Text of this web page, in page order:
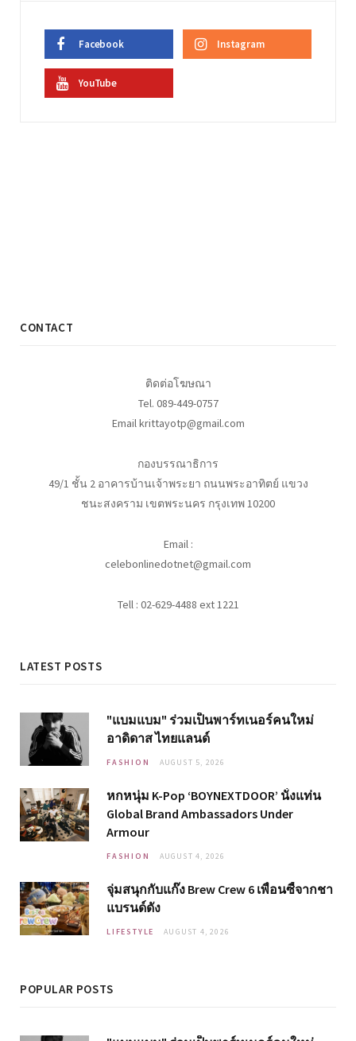
Facebook Instagram
YouTube
CONTACT
ติดต่อโฆษณา
Tel. 089-449-0757
Email krittayotp@gmail.com
กองบรรณาธิการ
49/1 ชั้น 2 อาคารบ้านเจ้าพระยา ถนนพระอาทิตย์ แขวง
ชนะสงคราม เขตพระนคร กรุงเทพ 10200
Email :
celebonlinedotnet@gmail.com
Tell : 02-629-4488 ext 1221
LATEST POSTS
"แบมแบม" ร่วมเป็นพาร์ทเนอร์คนใหม่
อาดิดาส ไทยแลนด์
FASHION AUGUST 5, 2026
หกหนุ่ม K-Pop ‘BOYNEXTDOOR’ นั่งแท่น
Global Brand Ambassadors Under
Armour
FASHION AUGUST 4, 2026
จุ่มสนุกกับแก๊ง Brew Crew 6 เพื่อนซี้จากชา
แบรนด์ดัง
LIFESTYLE AUGUST 4, 2026
POPULAR POSTS